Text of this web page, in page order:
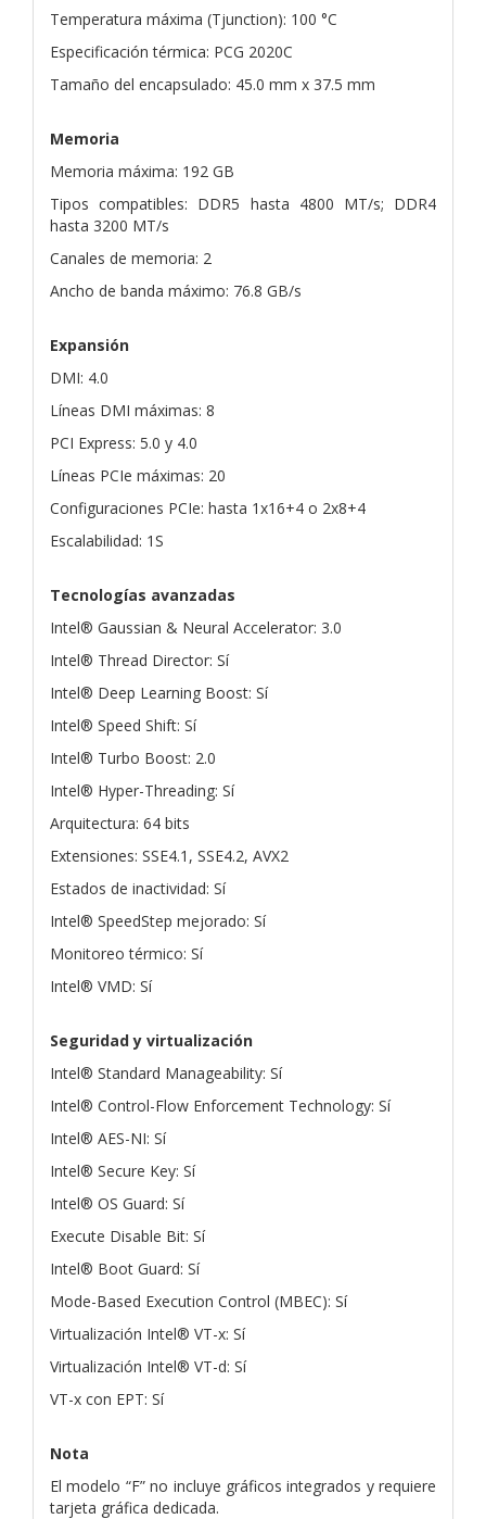
Temperatura máxima (Tjunction): 100 °C
Especificación térmica: PCG 2020C
Tamaño del encapsulado: 45.0 mm x 37.5 mm
Memoria
Memoria máxima: 192 GB
Tipos compatibles: DDR5 hasta 4800 MT/s; DDR4
hasta 3200 MT/s
Canales de memoria: 2
Ancho de banda máximo: 76.8 GB/s
Expansión
DMI: 4.0
Líneas DMI máximas: 8
PCI Express: 5.0 y 4.0
Líneas PCIe máximas: 20
Configuraciones PCIe: hasta 1x16+4 o 2x8+4
Escalabilidad: 1S
Tecnologías avanzadas
Intel® Gaussian & Neural Accelerator: 3.0
Intel® Thread Director: Sí
Intel® Deep Learning Boost: Sí
Intel® Speed Shift: Sí
Intel® Turbo Boost: 2.0
Intel® Hyper-Threading: Sí
Arquitectura: 64 bits
Extensiones: SSE4.1, SSE4.2, AVX2
Estados de inactividad: Sí
Intel® SpeedStep mejorado: Sí
Monitoreo térmico: Sí
Intel® VMD: Sí
Seguridad y virtualización
Intel® Standard Manageability: Sí
Intel® Control-Flow Enforcement Technology: Sí
Intel® AES-NI: Sí
Intel® Secure Key: Sí
Intel® OS Guard: Sí
Execute Disable Bit: Sí
Intel® Boot Guard: Sí
Mode-Based Execution Control (MBEC): Sí
Virtualización Intel® VT-x: Sí
Virtualización Intel® VT-d: Sí
VT-x con EPT: Sí
Nota
El modelo “F” no incluye gráficos integrados y requiere
tarjeta gráfica dedicada.